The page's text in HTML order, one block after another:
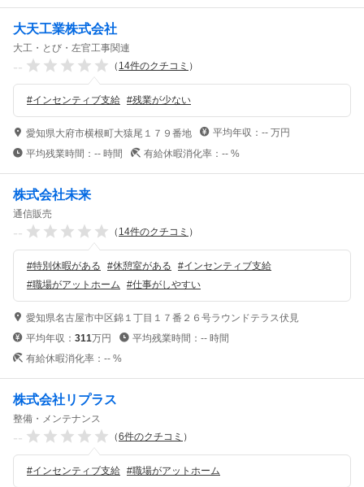
大天工業株式会社
大工・とび・左官工事関連
-- （ 14件のクチコミ ）
#インセンティブ支給 #残業が少ない
愛知県大府市横根町大猿尾１７９番地 平均年収： -- 万円
平均残業時間： -- 時間 有給休暇消化率： -- %
株式会社未来
通信販売
-- （ 14件のクチコミ ）
#特別休暇がある #休憩室がある #インセンティブ支給
#職場がアットホーム #仕事がしやすい
愛知県名古屋市中区錦１丁目１７番２６号ラウンドテラス伏見
平均年収： 311万円 平均残業時間： -- 時間
有給休暇消化率： -- %
株式会社リプラス
整備・メンテナンス
-- （6件のクチコミ ）
#インセンティブ支給 #職場がアットホーム